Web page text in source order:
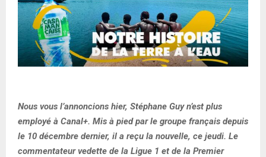
Nous vous l’annoncions hier, Stéphane Guy n’est plus
employé à Canal+. Mis à pied par le groupe français depuis
le 10 décembre dernier, il a reçu la nouvelle, ce jeudi. Le
commentateur vedette de la Ligue 1 et de la Premier